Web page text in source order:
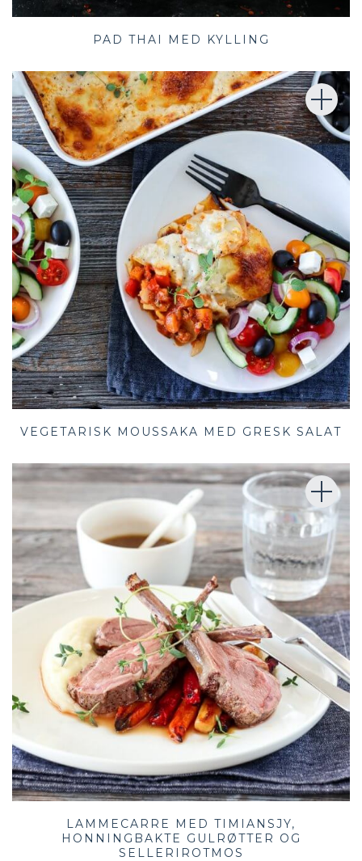
PAD THAI MED KYLLING
VEGETARISK MOUSSAKA MED GRESK SALAT
LAMMECARRE MED TIMIANSJY,
HONNINGBAKTE GULRØTTER OG
SELLERIROTMOS